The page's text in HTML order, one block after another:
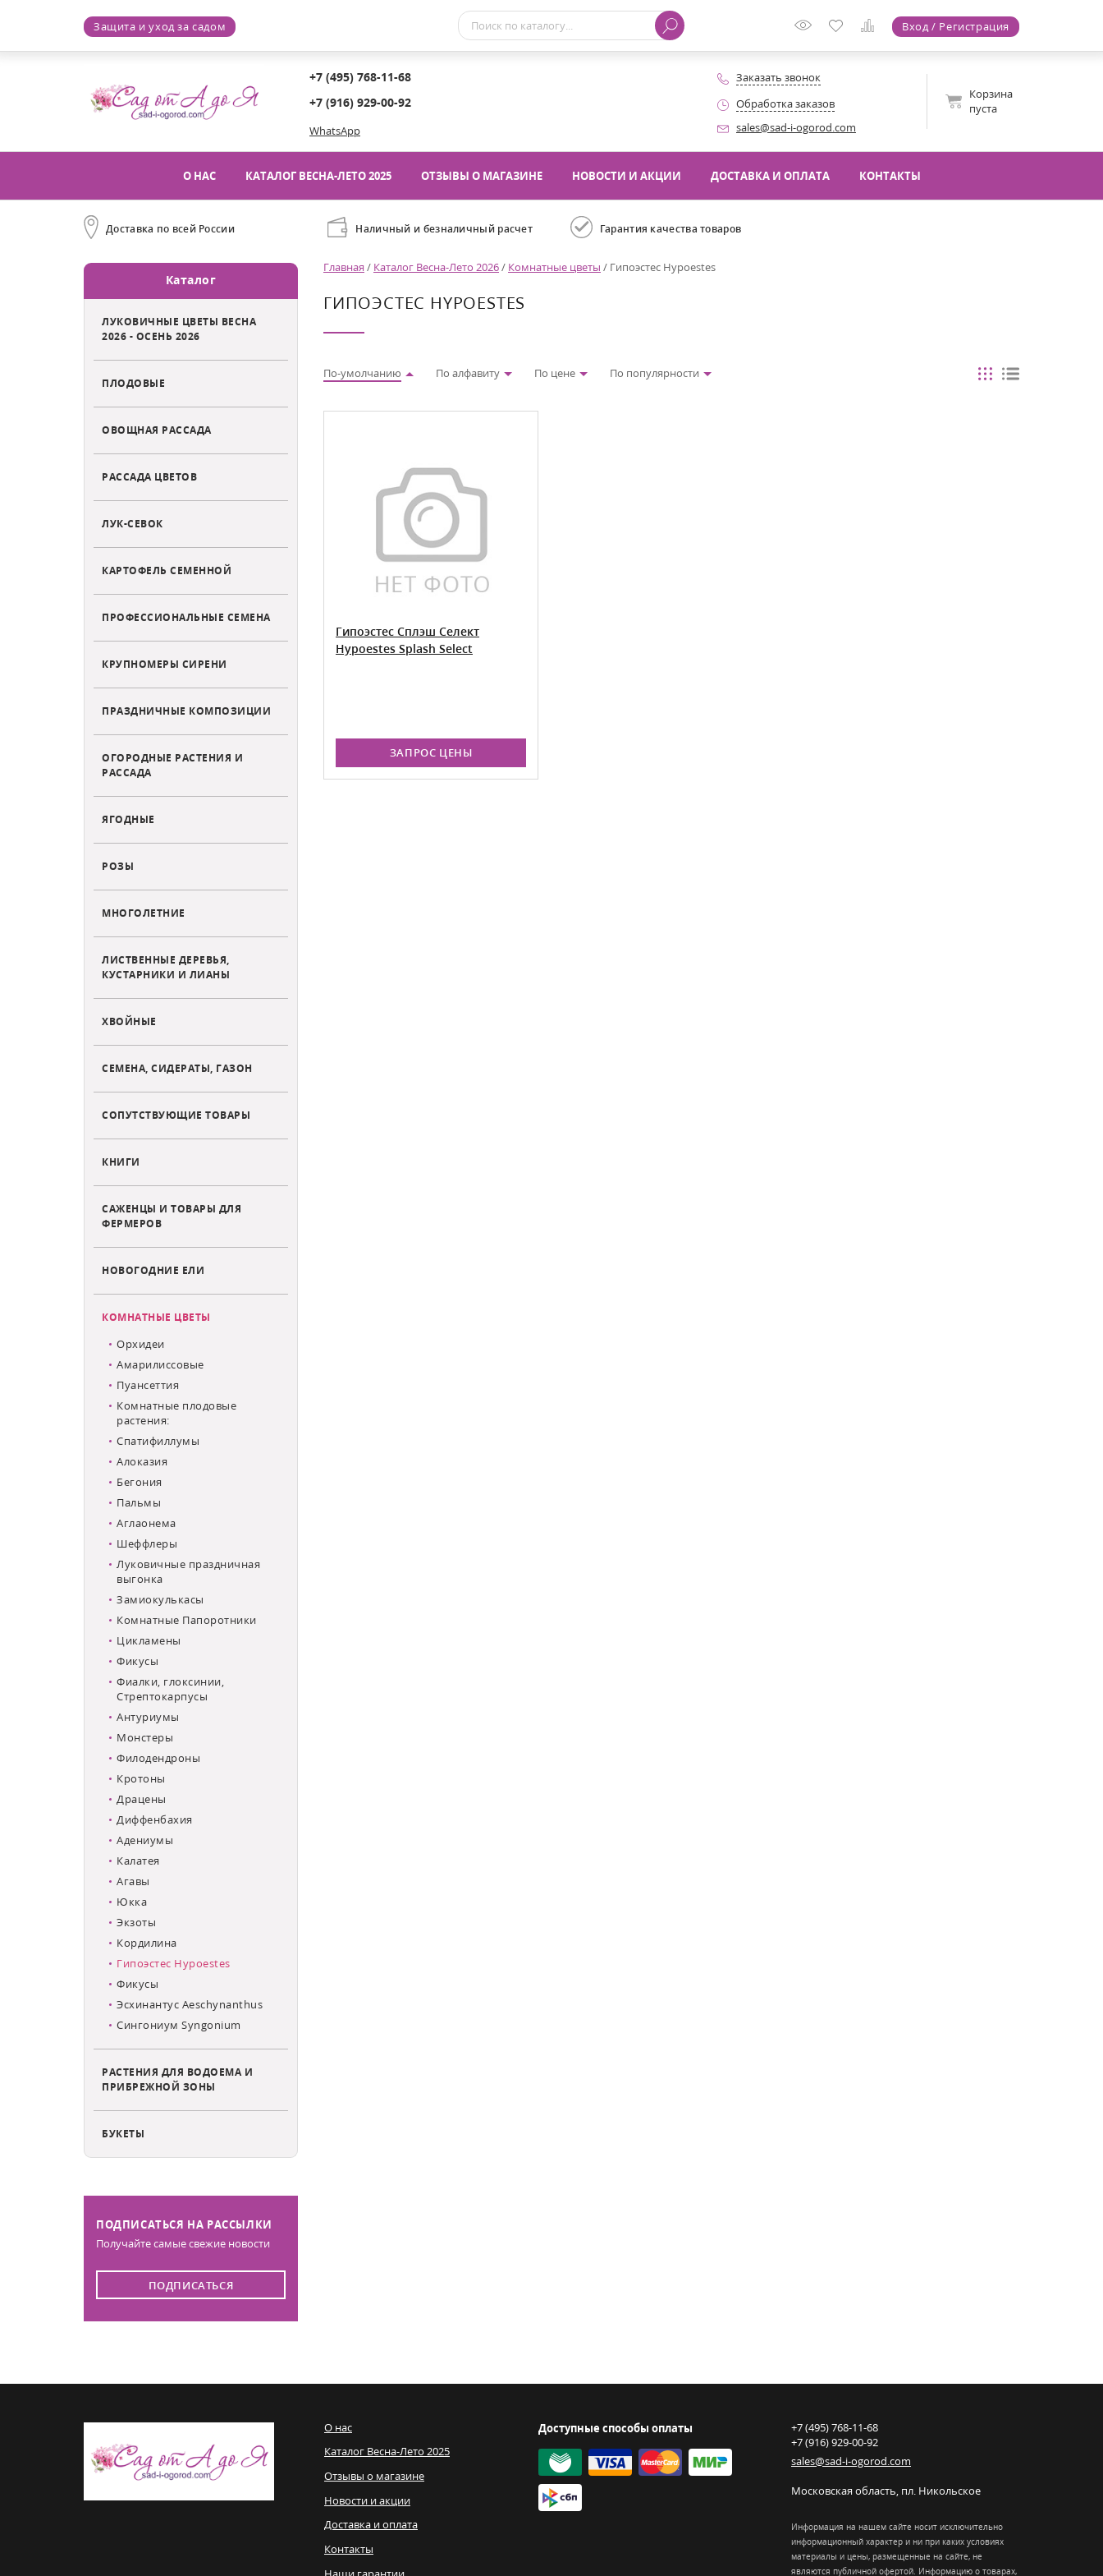
Защита и уход за садом Вход / Регистрация
+7 (495) 768-11-68
+7 (916) 929-00-92
WhatsApp
Заказать звонок
Обработка заказов
sales@sad-i-ogorod.com
Корзина
пуста
О НАС КАТАЛОГ ВЕСНА-ЛЕТО 2025 ОТЗЫВЫ О МАГАЗИНЕ НОВОСТИ И АКЦИИ ДОСТАВКА И ОПЛАТА КОНТАКТЫ
Доставка по всей России Наличный и безналичный расчет Гарантия качества товаров
Каталог
ЛУКОВИЧНЫЕ ЦВЕТЫ ВЕСНА
2026 - ОСЕНЬ 2026
ПЛОДОВЫЕ
ОВОЩНАЯ РАССАДА
РАССАДА ЦВЕТОВ
ЛУК-СЕВОК
КАРТОФЕЛЬ СЕМЕННОЙ
ПРОФЕССИОНАЛЬНЫЕ СЕМЕНА
КРУПНОМЕРЫ СИРЕНИ
ПРАЗДНИЧНЫЕ КОМПОЗИЦИИ
ОГОРОДНЫЕ РАСТЕНИЯ И
РАССАДА
ЯГОДНЫЕ
РОЗЫ
МНОГОЛЕТНИЕ
ЛИСТВЕННЫЕ ДЕРЕВЬЯ,
КУСТАРНИКИ И ЛИАНЫ
ХВОЙНЫЕ
СЕМЕНА, СИДЕРАТЫ, ГАЗОН
СОПУТСТВУЮЩИЕ ТОВАРЫ
КНИГИ
САЖЕНЦЫ И ТОВАРЫ ДЛЯ
ФЕРМЕРОВ
НОВОГОДНИЕ ЕЛИ
КОМНАТНЫЕ ЦВЕТЫ
Орхидеи
Амарилиссовые
Пуансеттия
Комнатные плодовые
растения:
Спатифиллумы
Алоказия
Бегония
Пальмы
Аглаонема
Шеффлеры
Луковичные праздничная
выгонка
Замиокулькасы
Комнатные Папоротники
Цикламены
Фикусы
Фиалки, глоксинии,
Стрептокарпусы
Антуриумы
Монстеры
Филодендроны
Кротоны
Драцены
Диффенбахия
Адениумы
Калатея
Агавы
Юкка
Экзоты
Кордилина
Гипоэстес Hypoestes
Фикусы
Эсхинантус Aeschynanthus
Сингониум Syngonium
РАСТЕНИЯ ДЛЯ ВОДОЕМА И
ПРИБРЕЖНОЙ ЗОНЫ
БУКЕТЫ
ПОДПИСАТЬСЯ НА РАССЫЛКИ
Получайте самые свежие новости
ПОДПИСАТЬСЯ
Главная / Каталог Весна-Лето 2026/ Комнатные цветы / Гипоэстес Hypoestes
ГИПОЭСТЕС HYPOESTES
По-умолчанию По алфавиту По цене По популярности
Гипоэстес Сплэш Селект
Hypoestes Splash Select
ЗАПРОС ЦЕНЫ
О нас
Каталог Весна-Лето 2025
Отзывы о магазине
Новости и акции
Доставка и оплата
Контакты
Доступные способы оплаты
+7 (495) 768-11-68
+7 (916) 929-00-92
sales@sad-i-ogorod.com
Московская область пл. Никольcкое
Информация на нашем сайте носит исключительно
информационный характер и ни при каких условиях
материалы и цены, размещенные на сайте, не
являются публичной офертой. Информацию о товарах,